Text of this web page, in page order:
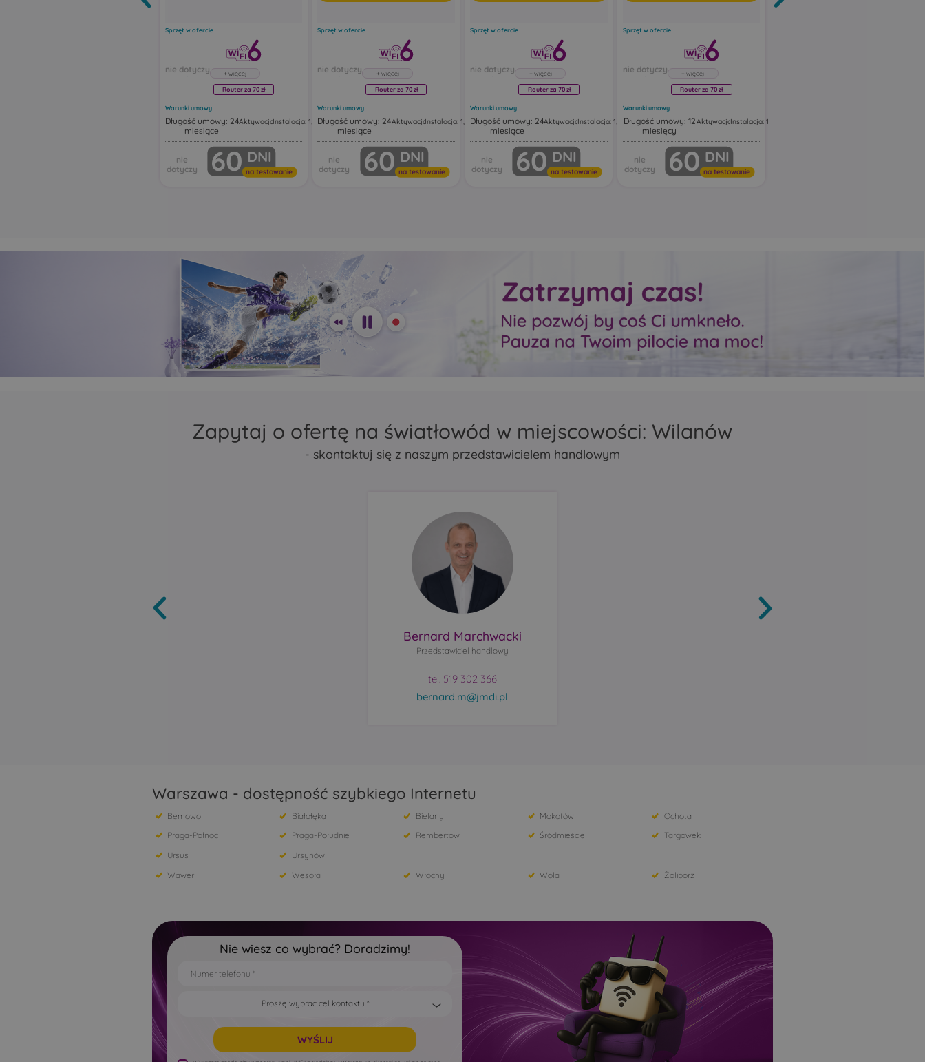
Sprzęt w ofercie
Router za 70 zł
Router Huawei FG630
Huawei FG630 to dwuzakresowy
router Wi‑Fi 6 z funkcją Mesh.
Urządzenie działa jako router
główny router Wi‑Fi
punkt dostępowy Access Point
urządzenie rozszerzające
zasięg Mesh
repeater lub bridge
Porty Ethernet automatycznie
wykrywają, czy mają działać
jako LAN czy jako WAN.
Warunki umowy
Długość umowy: 24
miesiące
Aktywacja: 19,00 złInstalacja: 1,00 zł
60 DNI
na testowanie
Sprzęt w ofercie
Router za 70 zł
Router Huawei FG630
Huawei FG630 to dwuzakresowy
router Wi‑Fi 6 z funkcją Mesh.
Urządzenie działa jako router
główny router Wi‑Fi
urządzenie rozszerzające
zasięg Mesh
repeater lub bridge
Porty Ethernet automatycznie
wykrywają, czy mają działać
jako LAN czy jako WAN.
Warunki umowy
Długość umowy: 24
miesiące
Aktywacja: 19,00 złInstalacja: 1,00 zł
60 DNI
na testowanie
Sprzęt w ofercie
Router za 70 zł
Router Huawei FG630
Huawei FG630 to dwuzakresowy
router Wi‑Fi 6 z funkcją Mesh.
Urządzenie działa jako router
punkt dostępowy Access Point
urządzenie rozszerzające
repeater lub bridge
Porty Ethernet automatycznie
wykrywają, czy mają działać
Warunki umowy
Długość umowy: 24
miesiące
Aktywacja: 19,00 złInstalacja: 1,00 zł
60 DNI
na testowanie
Sprzęt w ofercie
Router za 70 zł
Router Huawei FG630
Huawei FG630 to dwuzakresowy
router Wi‑Fi 6 z funkcją Mesh.
Urządzenie działa jako router
punkt dostępowy Access Point
urządzenie rozszerzające
zasięg Mesh
repeater lub bridge
Porty Ethernet automatycznie
wykrywają, czy mają działać
Warunki umowy
Długość umowy: 12
miesięcy
Aktywacja: 19,00 zł
Instalacja: 1,00 zł
60 DNI
na testowanie
Zapytaj o ofertę na światłowód w miejscowości: Wilanów
- skontaktuj się z naszym przedstawicielem handlowym
Bernard Marchwacki
Przedstawiciel handlowy
tel. 519 302 366
bernard.m@jmdi.pl
Warszawa - dostępność szybkiego Internetu
Bemowo Białołęka Bielany Mokotów
Ochota
Praga-Północ
Praga-Południe Rembertów Śródmieście
Targówek
Ursus
Ursynów
Wawer
Wesoła Włochy Wola Żoliborz
Nie wiesz co wybrać? Doradzimy!